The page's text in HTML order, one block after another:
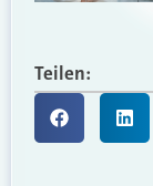
Teilen: